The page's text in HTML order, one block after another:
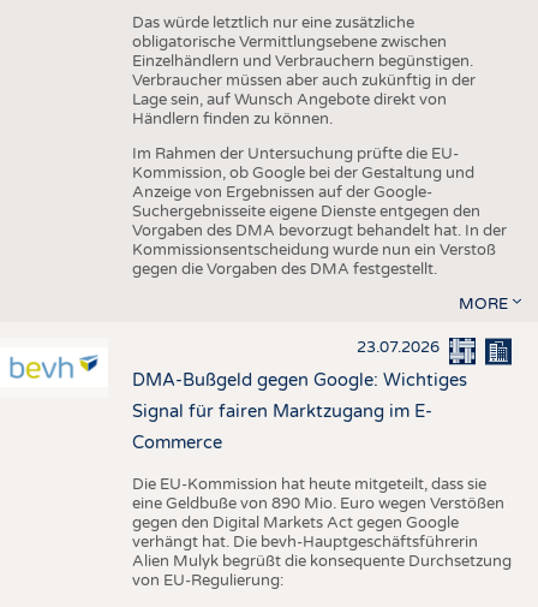
Das würde letztlich nur eine zusätzliche
obligatorische Vermittlungsebene zwischen
Einzelhändlern und Verbrauchern begünstigen.
Verbraucher müssen aber auch zukünftig in der
Lage sein, auf Wunsch Angebote direkt von
Händlern finden zu können.
Im Rahmen der Untersuchung prüfte die EU-
Kommission, ob Google bei der Gestaltung und
Anzeige von Ergebnissen auf der Google-
Suchergebnisseite eigene Dienste entgegen den
Vorgaben des DMA bevorzugt behandelt hat. In der
Kommissionsentscheidung wurde nun ein Verstoß
gegen die Vorgaben des DMA festgestellt.
MORE
23.07.2026
DMA-Bußgeld gegen Google: Wichtiges
Signal für fairen Marktzugang im E-
Commerce
Die EU-Kommission hat heute mitgeteilt, dass sie
eine Geldbuße von 890 Mio. Euro wegen Verstößen
gegen den Digital Markets Act gegen Google
verhängt hat. Die bevh-Hauptgeschäftsführerin
Alien Mulyk begrüßt die konsequente Durchsetzung
von EU-Regulierung: